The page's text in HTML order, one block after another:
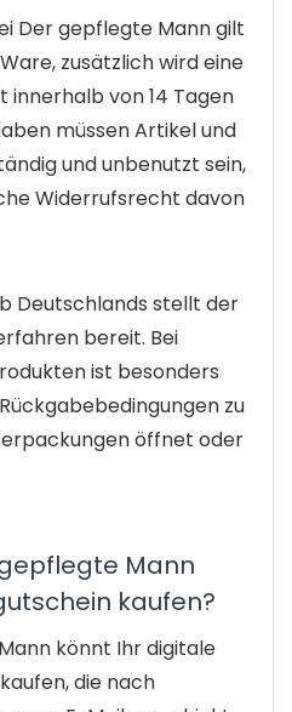
Der gepflegte Mann gilt
zusätzlich wird eine
innerhalb von 14 Tagen
müssen Artikel und
und unbenutzt sein,
Widerrufsrecht davon
Deutschlands stellt der
bereit. Bei
ist besonders
zu
öffnet oder
Mann
kaufen?
könnt Ihr digitale
die nach